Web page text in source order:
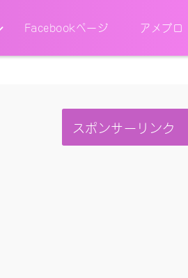
Facebookページ アメブロ
スポンサーリンク